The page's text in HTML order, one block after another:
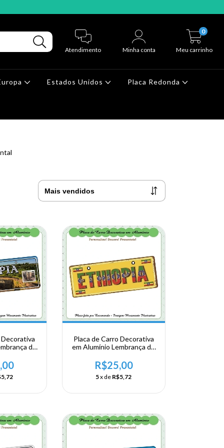
Atendimento Minha conta Meu carrinho
0
Estados Unidos Placa Redonda
Decorativa
de
Placa de Carro Decorativa
em Alumínio Lembrança de
Oriental - Etiópia
R$25,00
5x de R$5,72